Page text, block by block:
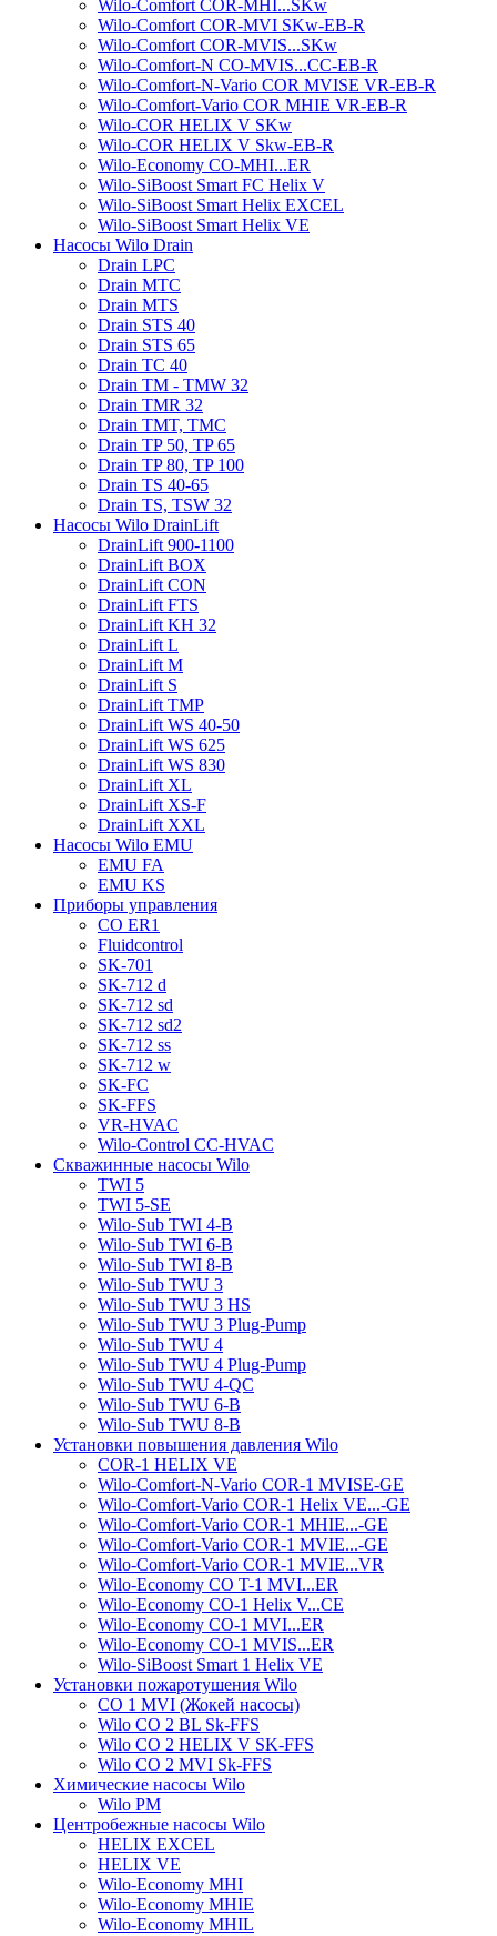
Wilo-Comfort COR-MHI...SKw
Wilo-Comfort COR-MVI SKw-EB-R
Wilo-Comfort COR-MVIS...SKw
Wilo-Comfort-N CO-MVIS...CC-EB-R
Wilo-Comfort-N-Vario COR MVISE VR-EB-R
Wilo-Comfort-Vario COR MHIE VR-EB-R
Wilo-COR HELIX V SKw
Wilo-COR HELIX V Skw-EB-R
Wilo-Economy CO-MHI...ER
Wilo-SiBoost Smart FC Helix V
Wilo-SiBoost Smart Helix EXCEL
Wilo-SiBoost Smart Helix VE
Насосы Wilo Drain
Drain LPC
Drain MTC
Drain MTS
Drain STS 40
Drain STS 65
Drain TC 40
Drain TM - TMW 32
Drain TMR 32
Drain TMT, TMC
Drain TP 50, TP 65
Drain TP 80, TP 100
Drain TS 40-65
Drain TS, TSW 32
Насосы Wilo DrainLift
DrainLift 900-1100
DrainLift BOX
DrainLift CON
DrainLift FTS
DrainLift KH 32
DrainLift L
DrainLift M
DrainLift S
DrainLift TMP
DrainLift WS 40-50
DrainLift WS 625
DrainLift WS 830
DrainLift XL
DrainLift XS-F
DrainLift XXL
Насосы Wilo EMU
EMU FA
EMU KS
Приборы управления
CO ER1
Fluidcontrol
SK-701
SK-712 d
SK-712 sd
SK-712 sd2
SK-712 ss
SK-712 w
SK-FC
SK-FFS
VR-HVAC
Wilo-Control CC-HVAC
Скважинные насосы Wilo
TWI 5
TWI 5-SE
Wilo-Sub TWI 4-B
Wilo-Sub TWI 6-B
Wilo-Sub TWI 8-B
Wilo-Sub TWU 3
Wilo-Sub TWU 3 HS
Wilo-Sub TWU 3 Plug-Pump
Wilo-Sub TWU 4
Wilo-Sub TWU 4 Plug-Pump
Wilo-Sub TWU 4-QC
Wilo-Sub TWU 6-B
Wilo-Sub TWU 8-B
Установки повышения давления Wilo
COR-1 HELIX VE
Wilo-Comfort-N-Vario COR-1 MVISE-GE
Wilo-Comfort-Vario COR-1 Helix VE...-GE
Wilo-Comfort-Vario COR-1 MHIE...-GE
Wilo-Comfort-Vario COR-1 MVIE...-GE
Wilo-Comfort-Vario COR-1 MVIE...VR
Wilo-Economy CO T-1 MVI...ER
Wilo-Economy CO-1 Helix V...CE
Wilo-Economy CO-1 MVI...ER
Wilo-Economy CO-1 MVIS...ER
Wilo-SiBoost Smart 1 Helix VE
Установки пожаротушения Wilo
CO 1 MVI (Жокей насосы)
Wilo CO 2 BL Sk-FFS
Wilo CO 2 HELIX V SK-FFS
Wilo CO 2 MVI Sk-FFS
Химические насосы Wilo
Wilo PM
Центробежные насосы Wilo
HELIX EXCEL
HELIX VE
Wilo-Economy MHI
Wilo-Economy MHIE
Wilo-Economy MHIL